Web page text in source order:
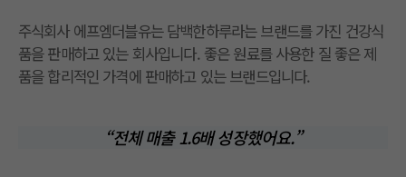
주식회사 에프엠더블유는 담백한하루라는 브랜드를 가진 건강식
품을 판매하고 있는 회사입니다. 좋은 원료를 사용한 질 좋은 제
품을 합리적인 가격에 판매하고 있는 브랜드입니다.
“전체 매출 1.6배 성장했어요.”